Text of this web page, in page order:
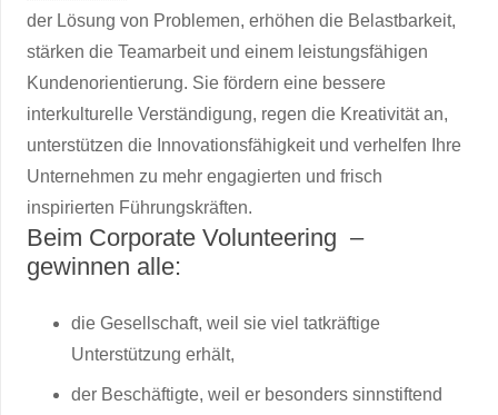
der Lösung von Problemen, erhöhen die Belastbarkeit,
stärken die Teamarbeit und einem leistungsfähigen
Kundenorientierung. Sie fördern eine bessere
interkulturelle Verständigung, regen die Kreativität an,
unterstützen die Innovationsfähigkeit und verhelfen Ihre
Unternehmen zu mehr engagierten und frisch
inspirierten Führungskräften.
Beim Corporate Volunteering –
gewinnen alle:
die Gesellschaft, weil sie viel tatkräftige
Unterstützung erhält,
der Beschäftigte, weil er besonders sinnstiftend